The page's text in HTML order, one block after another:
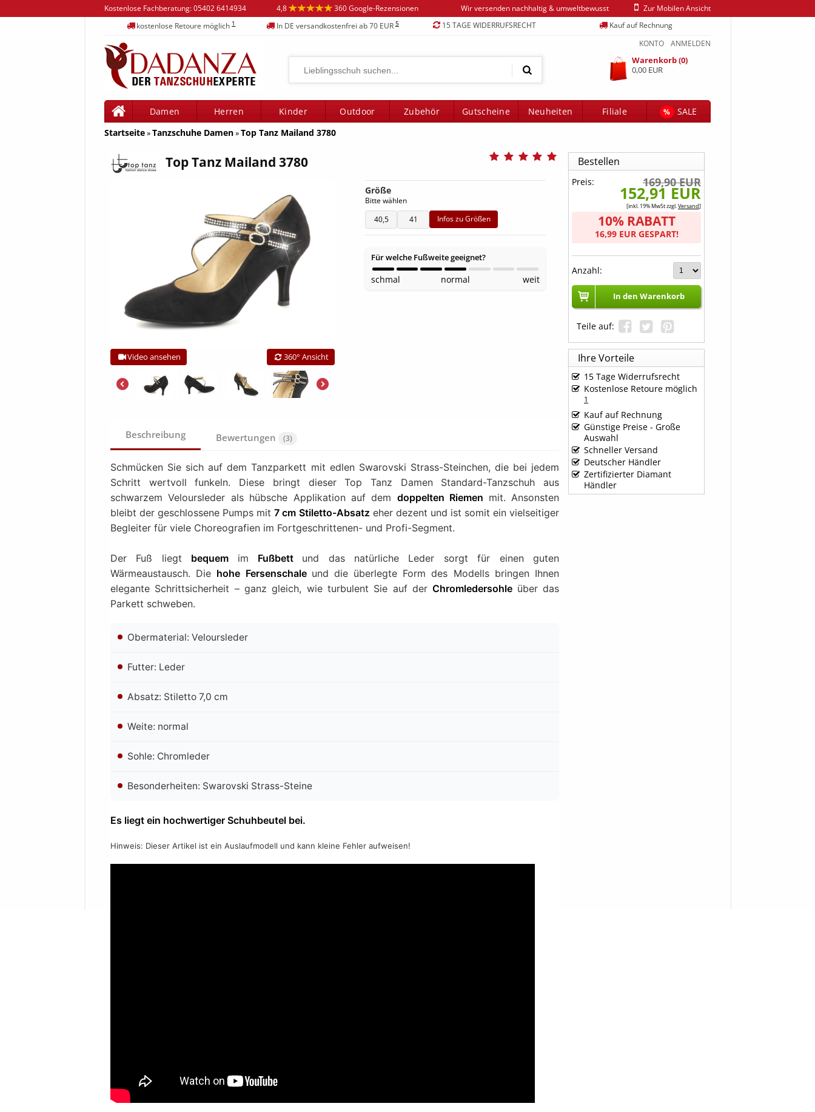
4,8 360 Google-Rezensionen Wir versenden nachhaltig & umweltbewusst
Kostenlose Fachberatung:05402 6414934
Zur Mobilen Ansicht
kostenlose Retoure möglich1 In DE versandkostenfrei ab 70 EUR5 15 TAGE WIDERRUFSRECHT
Kauf auf Rechnung
ANMELDEN
KONTO
Warenkorb (0)
0,00 EUR
Damen Herren Kinder Outdoor Zubehör Gutscheine Neuheiten Filiale %
SALE
Startseite»Tanzschuhe Damen»Top Tanz Mailand 3780
Top Tanz Mailand 3780
Video ansehen 360° Ansicht
Größe
Bitte wählen
40,5
41 Infos zu Größen
Für welche Fußweite geeignet?
schmal normal weit
Beschreibung Bewertungen (3)
Schmücken Sie sich auf dem Tanzparkett mit edlen Swarovski Strass-Steinchen, die bei jedem
Schritt wertvoll funkeln. Diese bringt dieser Top Tanz Damen Standard-Tanzschuh aus
schwarzem Veloursleder als hübsche Applikation auf dem doppelten Riemen mit. Ansonsten
bleibt der geschlossene Pumps mit7 cm Stiletto-Absatz eher dezent und ist somit ein vielseitiger
Begleiter für viele Choreografien im Fortgeschrittenen- und Profi-Segment.
Der Fuß liegt bequem im Fußbett und das natürliche Leder sorgt für einen guten
Wärmeaustausch. Die hohe Fersenschale und die überlegte Form des Modells bringen Ihnen
elegante Schrittsicherheit – ganz gleich, wie turbulent Sie auf derChromledersohle über das
Parkett schweben.
Obermaterial: Veloursleder
Futter: Leder
Absatz: Stiletto 7,0 cm
Weite: normal
Sohle: Chromleder
Besonderheiten: Swarovski Strass-Steine
Es liegt ein hochwertiger Schuhbeutel bei.
Hinweis: Dieser Artikel ist ein Auslaufmodell und kann kleine Fehler aufweisen!
Bestellen
Preis: 169,90 EUR
152,91 EUR
[inkl. 19% MwSt zzgl.Versand]
10% RABATT
16,99 EUR GESPART!
Anzahl:
In den Warenkorb
Teile auf:
Ihre Vorteile
15 Tage Widerrufsrecht
Kostenlose Retoure möglich
1
Kauf auf Rechnung
Günstige Preise - Große
Auswahl
Schneller Versand
Deutscher Händler
Zertifizierter Diamant
Händler